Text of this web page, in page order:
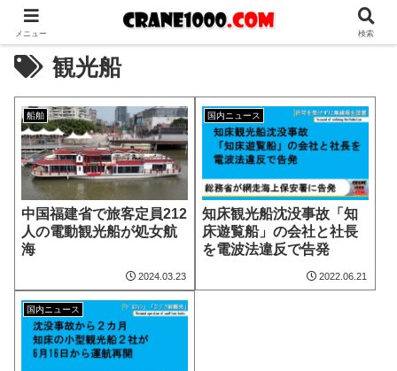
観光船
船舶
中国福建省で旅客定員212
人の電動観光船が処女航
海
2024.03.23
国内ニュース
知床観光船沈没事故「知
床遊覧船」の会社と社長
を電波法違反で告発
2022.06.21
国内ニュース
メニュー 検索